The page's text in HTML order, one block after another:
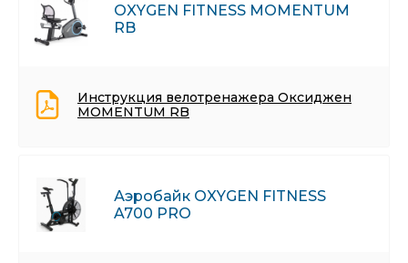
OXYGEN FITNESS MOMENTUM
RB
Инструкция велотренажера Оксиджен
MOMENTUM RB
Аэробайк OXYGEN FITNESS
A700 PRO